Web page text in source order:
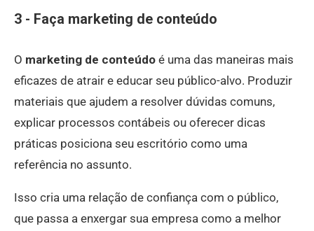
3 - Faça marketing de conteúdo
O marketing de conteúdo é uma das maneiras mais
eficazes de atrair e educar seu público-alvo. Produzir
materiais que ajudem a resolver dúvidas comuns,
explicar processos contábeis ou oferecer dicas
práticas posiciona seu escritório como uma
referência no assunto.
Isso cria uma relação de confiança com o público,
que passa a enxergar sua empresa como a melhor